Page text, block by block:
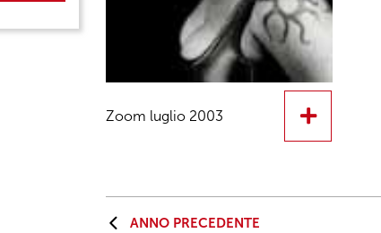
Zoom luglio 2003
ANNO PRECEDENTE